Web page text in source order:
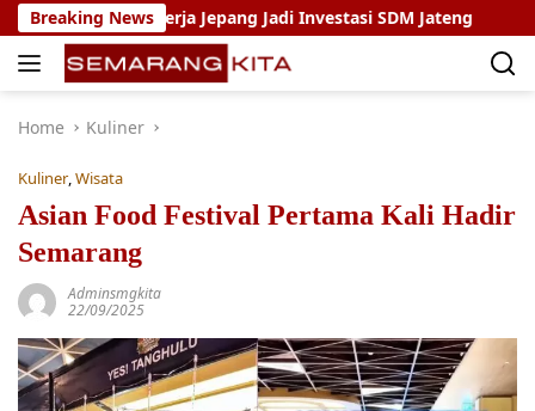
Skip
to
content
Breaking News
Kerja Jepang Jadi Investasi SDM Jateng Setya
Home Kuliner
Kuliner,Wisata
Asian Food Festival Pertama Kali Hadir
Semarang
Adminsmgkita
22/09/2025